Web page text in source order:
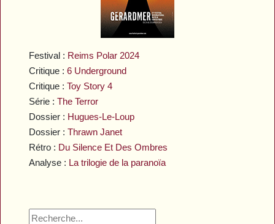
Festival : Reims Polar 2024
Critique :6 Underground
Critique :Toy Story 4
Série :The Terror
Dossier : Hugues-Le-Loup
Dossier :Thrawn Janet
Rétro : Du Silence Et Des Ombres
Analyse : La trilogie de la paranoïa